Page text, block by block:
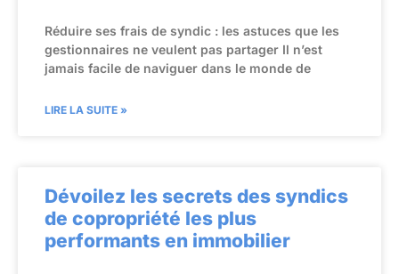
Réduire ses frais de syndic : les astuces que les
gestionnaires ne veulent pas partager Il n’est
jamais facile de naviguer dans le monde de
LIRE LA SUITE »
Dévoilez les secrets des syndics
de copropriété les plus
performants en immobilier